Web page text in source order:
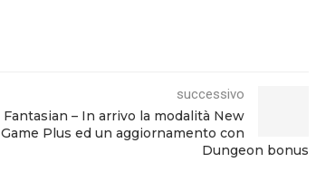
successivo
Fantasian – In arrivo la modalità New
Game Plus ed un aggiornamento con
Dungeon bonus